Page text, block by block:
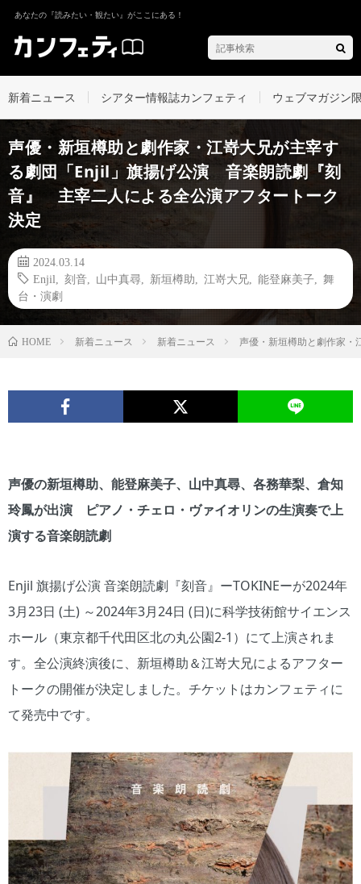
あなたの『読みたい・観たい』がここにある！
新着ニュース シアター情報誌カンフェティ ウェブマガジン
声優・新垣樽助と劇作家・江嵜大兄が主宰す
る劇団「Enjil」旗揚げ公演 音楽朗読劇『刻
音』 主宰二人による全公演アフタートーク
決定
2024.03.14
Enjil
刻音 山中真尋 新垣樽助 江嵜大兄 能登麻美子
舞
台・演劇
HOME 新着ニュース 新着ニュース 声優・新垣樽助と劇作家
声優の新垣樽助、能登麻美子、山中真尋、各務華梨、倉知
玲鳳が出演 ピアノ・チェロ・ヴァイオリンの生演奏で上
演する音楽朗読劇
Enjil 旗揚げ公演 音楽朗読劇『刻音』ーTOKINEーが2024年
3月23日 (土) ～2024年3月24日 (日)に科学技術館サイエンス
ホール（東京都千代田区北の丸公園2-1）にて上演されま
す。全公演終演後に、新垣樽助＆江嵜大兄によるアフター
トークの開催が決定しました。チケットはカンフェティに
て発売中です。